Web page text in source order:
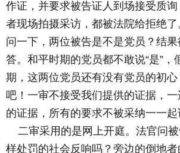
作证，并要求被告证人到场接受质
者现场拍摄采访，都被法院给拒绝
问一下，两位被告是不是党员？结果
答。和平时期的党员都不敢说“是”，
期，这两位党员还有没有党员的初
吧！一审不接受我们提供的证据，
的证据，所有的要求不被采纳一一起
二审采用的是网上开庭。法官问
样处罚的社会反响吗？旁边的倒地